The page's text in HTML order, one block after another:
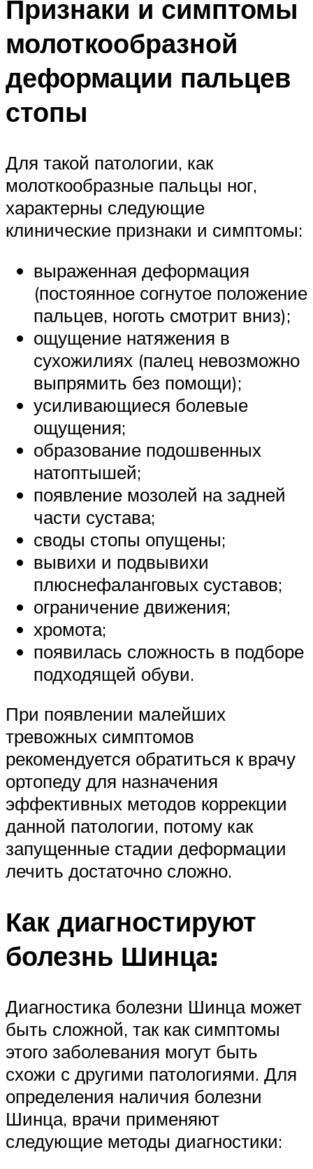
Признаки и симптомы
молоткообразной
деформации пальцев
стопы
Для такой патологии, как
молоткообразные пальцы ног,
характерны следующие
клинические признаки и симптомы:
выраженная деформация
(постоянное согнутое положение
пальцев, ноготь смотрит вниз);
ощущение натяжения в
сухожилиях (палец невозможно
выпрямить без помощи);
усиливающиеся болевые
ощущения;
образование подошвенных
натоптышей;
появление мозолей на задней
части сустава;
своды стопы опущены;
вывихи и подвывихи
плюснефаланговых суставов;
ограничение движения;
хромота;
появилась сложность в подборе
подходящей обуви.
При появлении малейших
тревожных симптомов
рекомендуется обратиться к врачу
ортопеду для назначения
эффективных методов коррекции
данной патологии, потому как
запущенные стадии деформации
лечить достаточно сложно.
Как диагностируют
болезнь Шинца:
Диагностика болезни Шинца может
быть сложной, так как симптомы
этого заболевания могут быть
схожи с другими патологиями. Для
определения наличия болезни
Шинца, врачи применяют
следующие методы диагностики: